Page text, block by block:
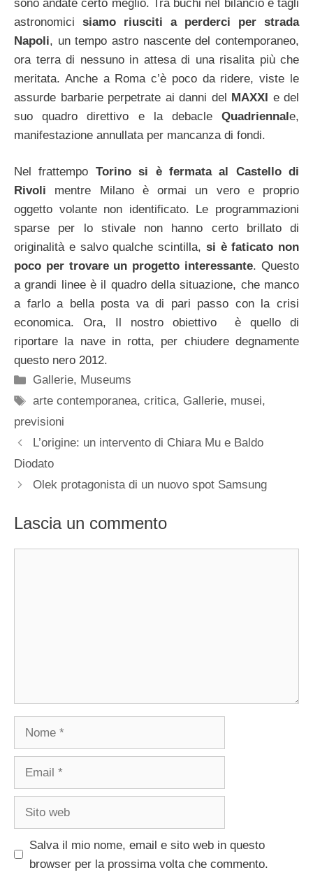
sono andate certo meglio. Tra buchi nel bilancio e tagli
astronomici siamo riusciti a perderci per strada
Napoli, un tempo astro nascente del contemporaneo,
ora terra di nessuno in attesa di una risalita più che
meritata. Anche a Roma c’è poco da ridere, viste le
assurde barbarie perpetrate ai danni del MAXXI e del
suo quadro direttivo e la debacle Quadriennale,
manifestazione annullata per mancanza di fondi.
Nel frattempo Torino si è fermata al Castello di
Rivoli mentre Milano è ormai un vero e proprio
oggetto volante non identificato. Le programmazioni
sparse per lo stivale non hanno certo brillato di
originalità e salvo qualche scintilla, si è faticato non
poco per trovare un progetto interessante. Questo
a grandi linee è il quadro della situazione, che manco
a farlo a bella posta va di pari passo con la crisi
economica. Ora, Il nostro obiettivo è quello di
riportare la nave in rotta, per chiudere degnamente
questo nero 2012.
Categorie
Gallerie, Museums
Tag
arte contemporanea,critica, Gallerie, musei,
previsioni
L’origine: un intervento di Chiara Mu e Baldo
Diodato
Olek protagonista di un nuovo spot Samsung
Lascia un commento
Nome
Email
Sito
Salva il mio nome, email e sito web in questo
browser per la prossima volta che commento.